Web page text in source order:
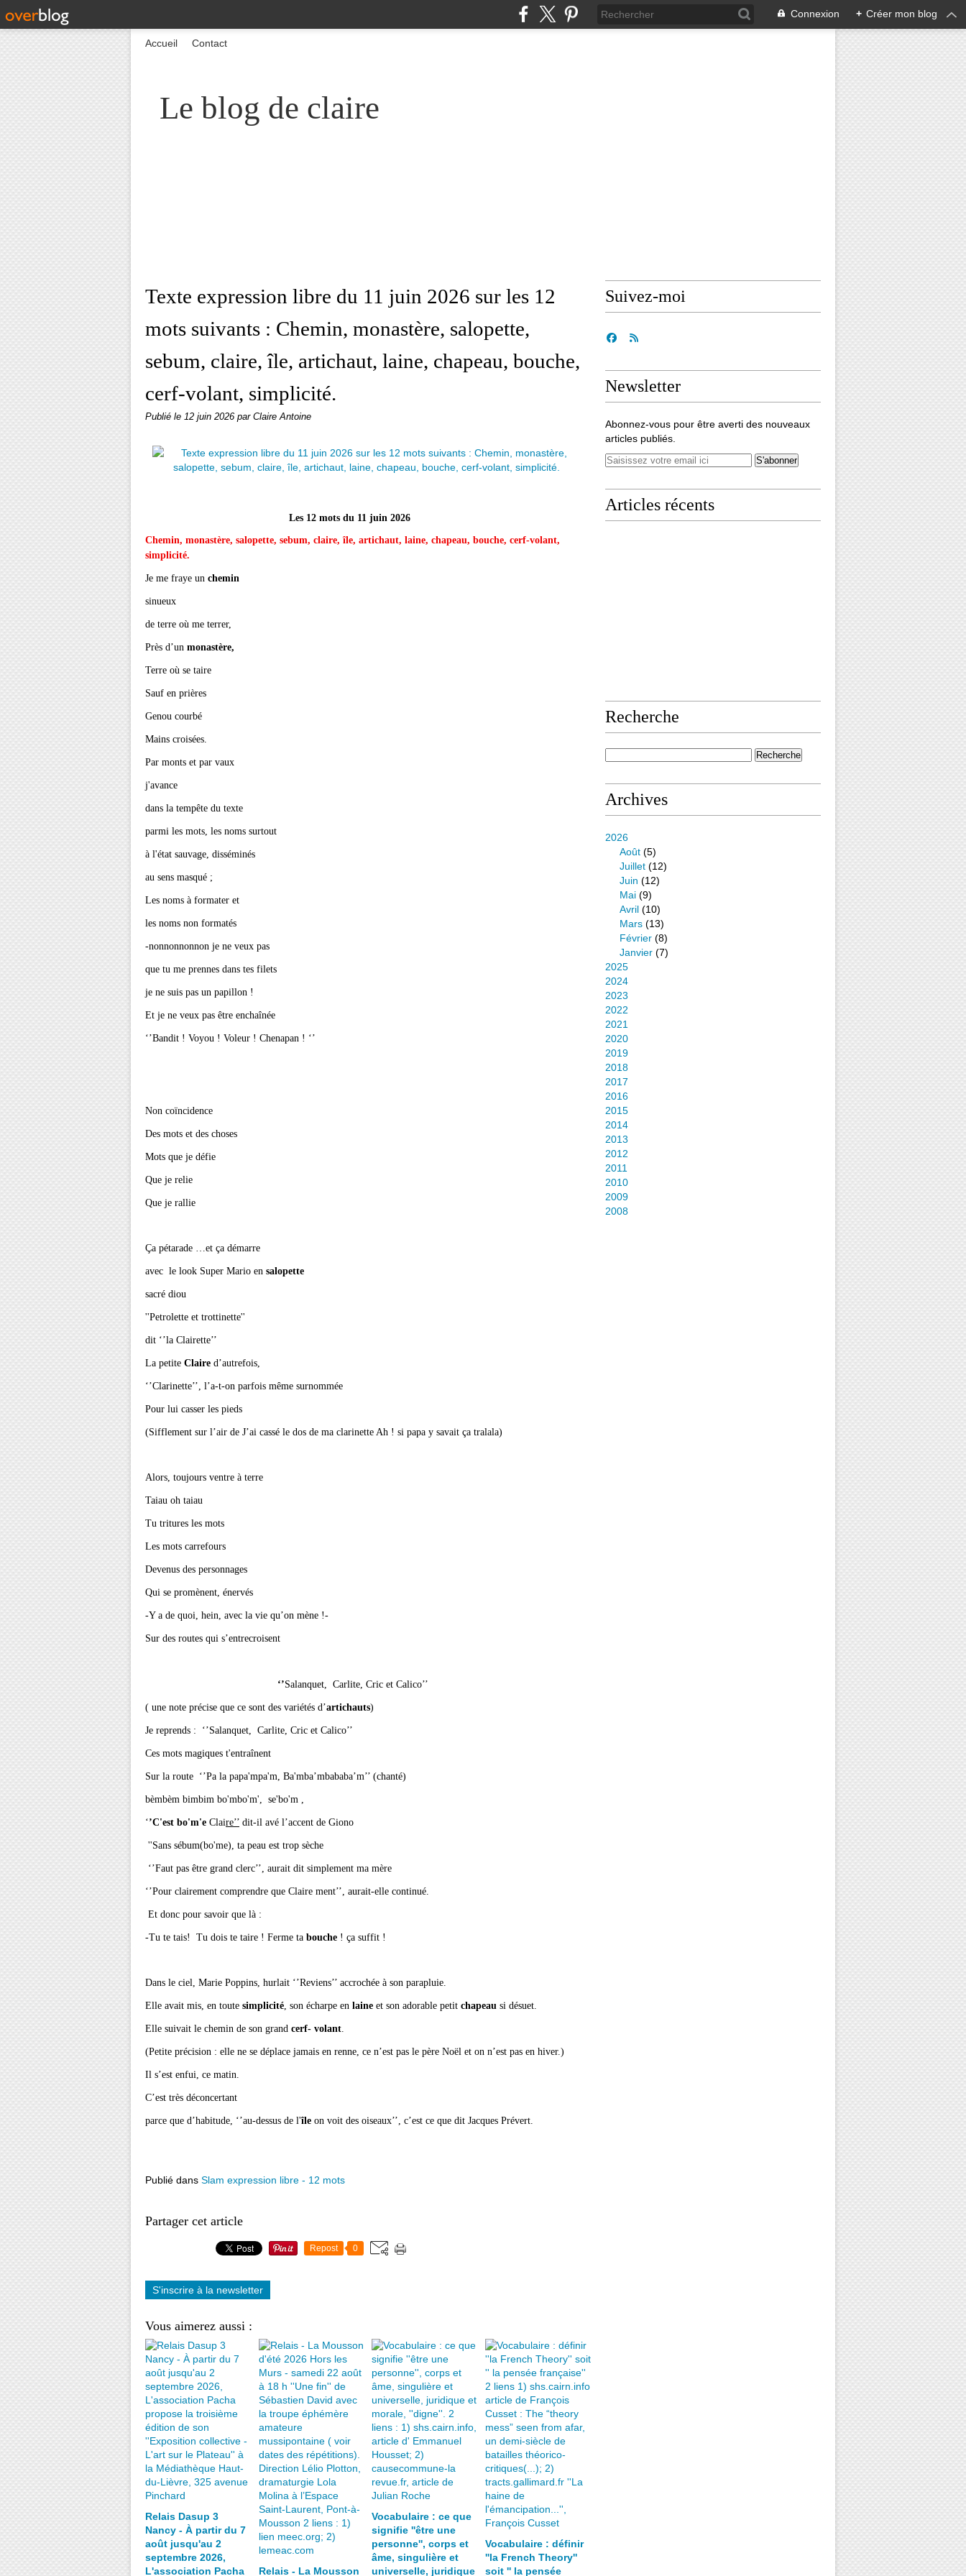
Connexion + Créer mon blog
Le blog de claire
Accueil Contact
Texte expression libre du 11 juin 2026 sur les 12
mots suivants : Chemin, monastère, salopette,
sebum, claire, île, artichaut, laine, chapeau, bouche,
cerf-volant, simplicité.
Publié le 12 juin 2026 par Claire Antoine
Les 12 mots du 11 juin 2026
Chemin, monastère, salopette, sebum, claire, île, artichaut, laine, chapeau, bouche, cerf-volant,
simplicité.
Je me fraye un chemin
sinueux
de terre où me terrer,
Près d’un monastère,
Terre où se taire
Sauf en prières
Genou courbé
Mains croisées.
Par monts et par vaux
j'avance
dans la tempête du texte
parmi les mots, les noms surtout
à l'état sauvage, disséminés
au sens masqué ;
Les noms à formater et
les noms non formatés
-nonnonnonnon je ne veux pas
que tu me prennes dans tes filets
je ne suis pas un papillon !
Et je ne veux pas être enchaînée
‘’Bandit ! Voyou ! Voleur ! Chenapan ! ‘’
Non coïncidence
Des mots et des choses
Mots que je défie
Que je relie
Que je rallie
Ça pétarade …et ça démarre
avec le look Super Mario en salopette
sacré diou
''Petrolette et trottinette''
dit ‘’la Clairette’’
La petite Claire d’autrefois,
‘’Clarinette’’, l’a-t-on parfois même surnommée
Pour lui casser les pieds
(Sifflement sur l’air de J’ai cassé le dos de ma clarinette Ah ! si papa y savait ça tralala)
Alors, toujours ventre à terre
Taiau oh taiau
Tu tritures les mots
Les mots carrefours
Devenus des personnages
Qui se promènent, énervés
-Y a de quoi, hein, avec la vie qu’on mène !-
Sur des routes qui s’entrecroisent
‘’Salanquet, Carlite, Cric et Calico’’
( une note précise que ce sont des variétés d’artichauts)
Je reprends : ‘’Salanquet, Carlite, Cric et Calico’’
Ces mots magiques t'entraînent
Sur la route ‘’Pa la papa'mpa'm, Ba'mba’mbababa’m’’ (chanté)
bèmbèm bimbim bo'mbo'm', se'bo'm ,
‘’C'est bo'm'e Claire’’ dit-il avé l’accent de Giono
''Sans sébum(bo'me), ta peau est trop sèche
‘’Faut pas être grand clerc’’, aurait dit simplement ma mère
‘’Pour clairement comprendre que Claire ment’’, aurait-elle continué.
Et donc pour savoir que là :
-Tu te tais! Tu dois te taire ! Ferme ta bouche ! ça suffit !
Dans le ciel, Marie Poppins, hurlait ‘’Reviens’’ accrochée à son parapluie.
Elle avait mis, en toute simplicité, son écharpe en laine et son adorable petit chapeau si désuet.
Elle suivait le chemin de son grand cerf- volant.
(Petite précision : elle ne se déplace jamais en renne, ce n’est pas le père Noël et on n’est pas en hiver.)
Il s’est enfui, ce matin.
C’est très déconcertant
parce que d’habitude, ‘’au-dessus de l'île on voit des oiseaux’’, c’est ce que dit Jacques Prévert.
Publié dans Slam expression libre - 12 mots
Partager cet article
Repost 0
S'inscrire à la newsletter
Vous aimerez aussi :
Relais Dasup 3
Nancy - À partir du 7
août jusqu'au 2
septembre 2026,
L'association Pacha
Relais - La Mousson
Vocabulaire : ce que
signifie ''être une
personne'', corps et
âme, singulière et
universelle, juridique
Vocabulaire : définir
''la French Theory''
soit '' la pensée
Suivez-moi
Newsletter
Abonnez-vous pour être averti des nouveaux
articles publiés.
Articles récents
Recherche
Archives
2026
Août (5)
Juillet (12)
Juin (12)
Mai (9)
Avril (10)
Mars (13)
Février (8)
Janvier (7)
2025
2024
2023
2022
2021
2020
2019
2018
2017
2016
2015
2014
2013
2012
2011
2010
2009
2008